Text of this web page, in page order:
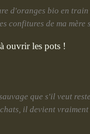
d'oranges bio en
confitures de ma
ouvrir les pots !
que s'il veut
il devient